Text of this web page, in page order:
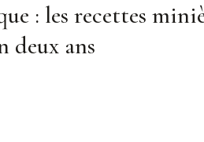
: les recettes
deux ans